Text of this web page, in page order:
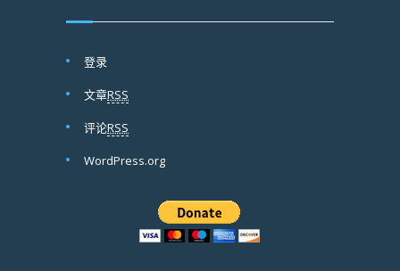
登录
文章RSS
评论RSS
WordPress.org